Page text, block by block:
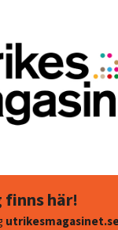
finns här!